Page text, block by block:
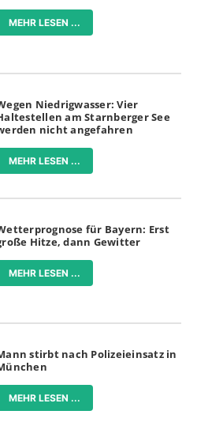
MEHR LESEN ...
Niedrigwasser: Vier
am Starnberger See
nicht angefahren
MEHR LESEN ...
für Bayern: Erst
Hitze, dann Gewitter
MEHR LESEN ...
stirbt nach Polizeieinsatz in
MEHR LESEN ...